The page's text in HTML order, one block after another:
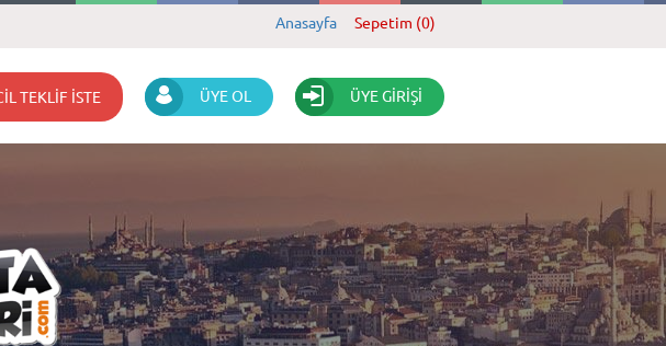
Anasayfa Sepetim (0)
TEKLİF İSTE ÜYE OL ÜYE GİRİŞİ